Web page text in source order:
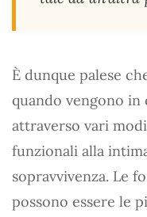
È dunque palese
quando vengono
attraverso vari
funzionali alla
sopravvivenza. Le
possono essere le